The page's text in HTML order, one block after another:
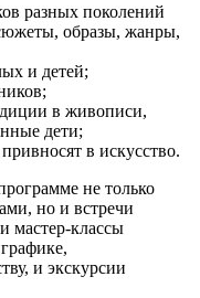
разных поколений
образы, жанры,
и детей;
в живописи,
дети;
в искусство.
не только
но и встречи
мастер-классы
и экскурсии